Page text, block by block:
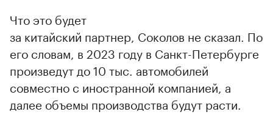
Что это будет
за китайский партнер, Соколов не сказал. По
его словам, в 2023 году в Санкт-Петербурге
произведут до 10 тыс. автомобилей
совместно с иностранной компанией, а
далее объемы производства будут расти.